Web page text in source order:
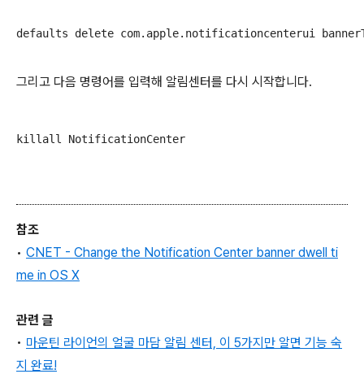
defaults delete com.apple.notificationcenterui
그리고 다음 명령어를 입력해 알림센터를 다시 시작합니다.
killall NotificationCenter
참조
• CNET - Change the Notification Center banner dwell ti
me in OS X
관련 글
• 마운틴 라이언의 얼굴 마담 알림 센터, 이 5가지만 알면 기능 숙
지 완료!